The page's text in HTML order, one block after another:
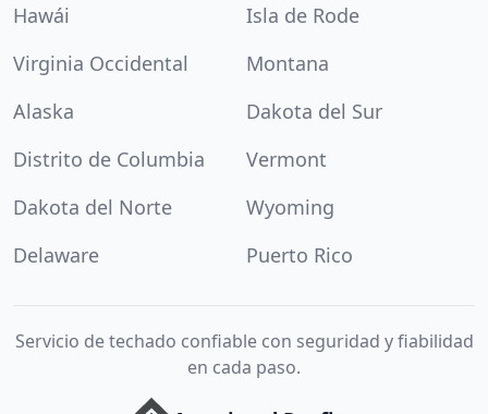
Hawái
Isla de Rode
Virginia Occidental
Montana
Alaska
Dakota del Sur
Distrito de Columbia
Vermont
Dakota del Norte
Wyoming
Delaware
Puerto Rico
Servicio de techado confiable con seguridad y fiabilidad
en cada paso.